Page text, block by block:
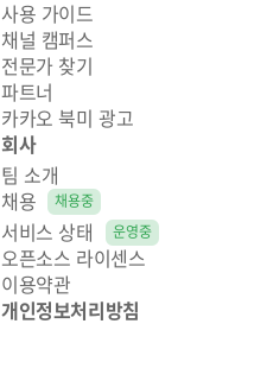
사용 가이드
채널 캠퍼스
전문가 찾기
파트너
카카오 북미 광고
회사
팀 소개
채용
채용중
서비스 상태 운영중
오픈소스 라이센스
이용약관
개인정보처리방침